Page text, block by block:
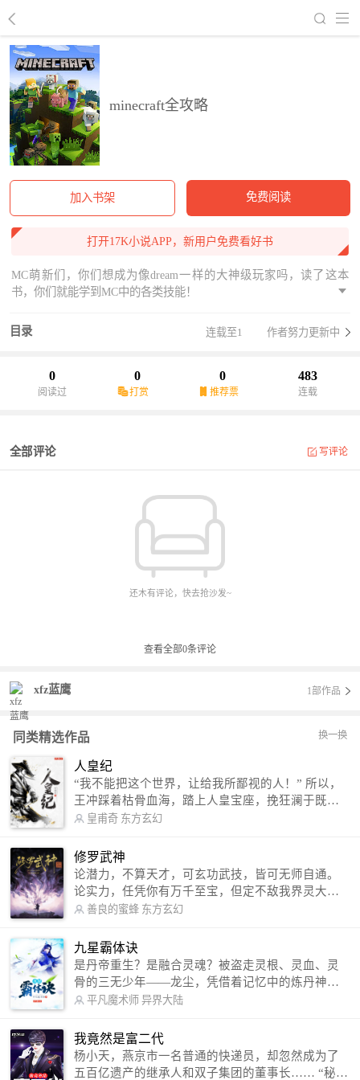
minecraft全攻略
加入书架 免费阅读
打开17K小说APP，新用户免费看好书
MC萌新们，你们想成为像dream一样的大神级玩家吗，读了这本
书，你们就能学到MC中的各类技能！
目录 连载至1 作者努力更新中
0
阅读过
0
打赏
0
推荐票
483
连载
全部评论 写评论
还木有评论，快去抢沙发~
查看全部0条评论
xfz蓝鹰 1部作品
同类精选作品 换一换
人皇纪
“我不能把这个世界，让给我所鄙视的人！” 所以，
王冲踩着枯骨血海，踏上人皇宝座，挽狂澜于既
倒，扶大厦之将倾，成就了一段无上的传说！ 微信
微博：皇甫奇（地址：http://weibo.com/u/25284575
87） QQ交流群：320238210【普通群】 574501330
【VIP订阅群】 欢迎大家关注。
皇甫奇 东方玄幻
修罗武神
论潜力，不算天才，可玄功武技，皆可无师自通。
论实力，任凭你有万千至宝，但定不敌我界灵大
军。 我是谁？天下众生视我为修罗，却不知，我以
信公众号：善良的蜜蜂后援会）
善良的蜜蜂 东方玄幻
九星霸体诀
是丹帝重生？是融合灵魂？被盗走灵根、灵血、灵
骨的三无少年——龙尘，凭借着记忆中的炼丹神
术，修行神秘功法九星霸体诀，拨开重重迷雾，解
勾搭各色美女，镇压恶鬼邪神。 江湖传闻：龙
尘一到，地吼天啸。龙尘一出，鬼泣神哭。 本
故事纯属虚构，如有雷同，那就是真事儿，想要对
平凡魔术师 异界大陆
我竟然是富二代
杨小天，燕京市一名普通的快递员，却忽然成为了
五百亿遗产的继承人和双子集团的董事长…… “秘